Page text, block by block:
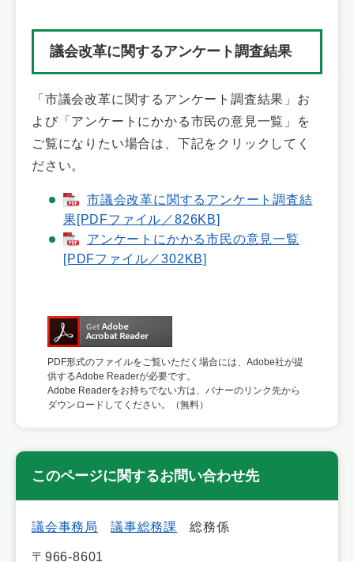
議会改革に関するアンケート調査結果
「市議会改革に関するアンケート調査結果」お
よび「アンケートにかかる市民の意見一覧」を
ご覧になりたい場合は、下記をクリックしてく
ださい。
市議会改革に関するアンケート調査結
果[PDFファイル／826KB]
アンケートにかかる市民の意見一覧
[PDFファイル／302KB]
PDF形式のファイルをご覧いただく場合には、Adobe社が提
供するAdobe Readerが必要です。
Adobe Readerをお持ちでない方は、バナーのリンク先から
ダウンロードしてください。（無料）
このページに関するお問い合わせ先
議会事務局 議事総務課 総務係
〒966-8601